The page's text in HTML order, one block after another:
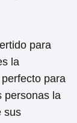
para
la
para
personas la
sus